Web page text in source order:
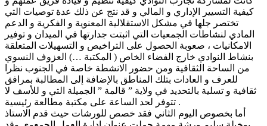
كيفية التسيير الإداري و المالي و قد نتج عن ذلك عدة توصيات التي
تختصر جلها في مشكل الاستقلالية المعنوية و الفكرية و الدعم
المادي لنشاطات الجمعيات التي اثبتت جدارتها في الميدان و توفير
الامكانيات ، صعوبة الحصول على التراخيص و التسهيلات المتعلقة
بنشاط النوادي خارج الفضاء الخاص ( المكتبة …) العزوف النسوي
من الساحة الثقافية ومن حضور الانشطة خاصة في الجنوب نظرا
للعرف و العادات بتلك المناطق بالإضافة إلى المطالبة بمرافق
ثقافية و تسلية بالتحديد في ولاية ” قالمة ” الجميلة التي و للأسف لا
تتوفر لحد الساعة على مكتبة مطالعة رئيسية .
أما بخصوص اليوم الثاني فقد خصص للورشات حيث قدم الاستاذ